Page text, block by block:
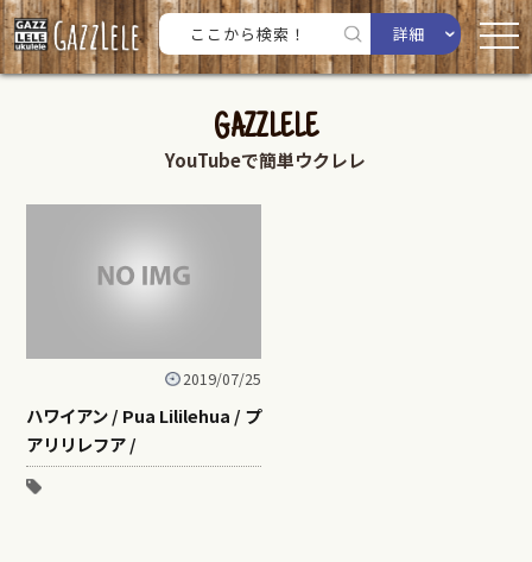
詳細
GAZZLELE
YouTubeで簡単ウクレレ
2019/07/25
ハワイアン / Pua Lililehua / プ
アリリレフア /